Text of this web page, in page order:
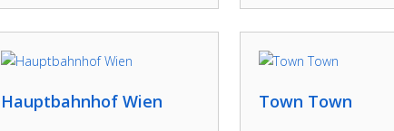
Hauptbahnhof Wien Town Town